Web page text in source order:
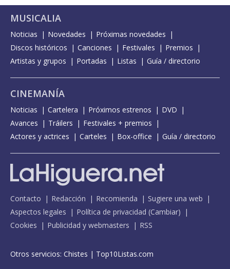
MUSICALIA
Noticias Novedades
Próximas novedades
Discos históricos
Canciones Festivales
Premios
Artistas y grupos
Portadas Listas Guía / directorio
CINEMANÍA
Noticias Cartelera Próximos estrenos
DVD
Avances
Tráilers
Festivales + premios
Actores y actrices
Carteles Box-office Guía / directorio
Contacto Redacción Recomienda
Sugiere una web
Aspectos legales
Política de privacidad (Cambiar)
Cookies
Publicidad y webmasters RSS
Otros servicios: Chistes | Top10Listas.com